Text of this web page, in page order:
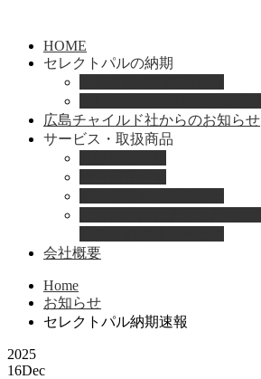
HOME
セレクトパルの納期
広島チャイルド社からのお知らせ
サービス・取扱商品
会社概要
Home
お知らせ
セレクトパル納期速報
2025
16Dec